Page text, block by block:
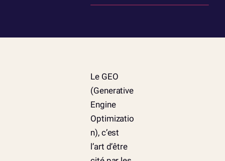
Le GEO
(Generative
Engine
Optimizatio
n), c’est
l’art d’être